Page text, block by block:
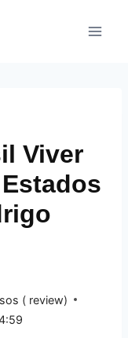
Viver
( review)